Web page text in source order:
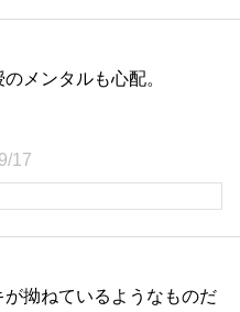
メンタルも心配。
17
拗ねているようなものだ